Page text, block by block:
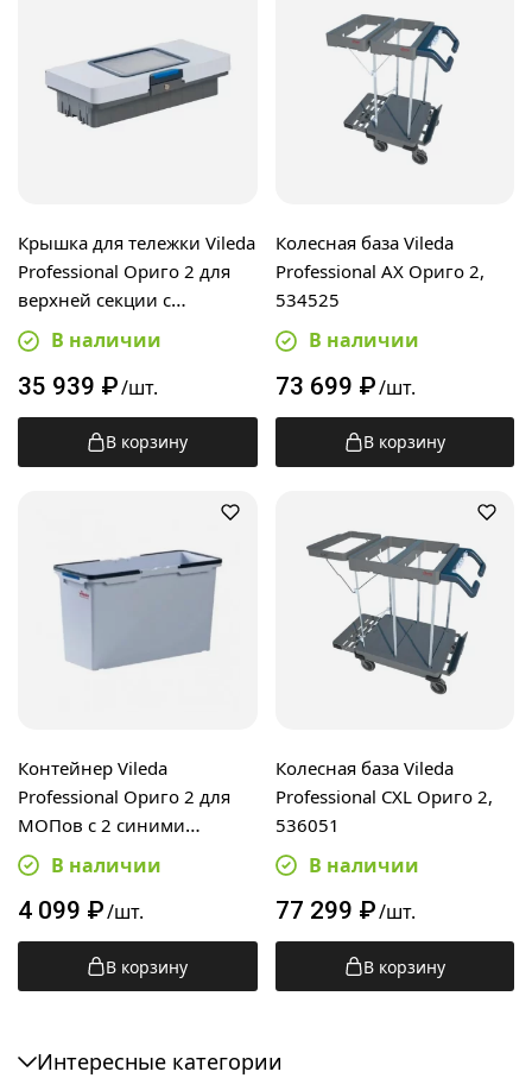
Крышка для тележки Vileda
Professional Ориго 2 для
верхней секции с
отделением для планшета,
секцией для хранения,
160555
В наличии
35 939 ₽/шт.
В корзину
Колесная база Vileda
Professional AX Ориго 2,
534525
В наличии
73 699 ₽/шт.
В корзину
Контейнер Vileda
Professional Ориго 2 для
МОПов с 2 синими
клипсами цветового
кодирования, 534421
В наличии
4 099 ₽/шт.
В корзину
Колесная база Vileda
Professional CXL Ориго 2,
536051
В наличии
77 299 ₽/шт.
В корзину
Интересные категории